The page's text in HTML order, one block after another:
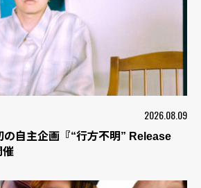
2026.08.09
の自主企画『“行方不明” Release
催